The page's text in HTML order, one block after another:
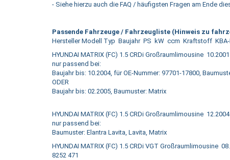
- Siehe hierzu auch die FAQ / häufigsten Fragen am Ende
Passende Fahrzeuge / Fahrzeugliste (Hinweis zu
Hersteller Modell Typ Baujahr PS kW ccm Kraftstoff KBA-
HYUNDAI MATRIX (FC) 1.5 CRDi Großraumlimousine
nur passend bei:
Baujahr bis: 10.2004, für OE-Nummer: 97701-17800,
ODER
Baujahr bis: 02.2005, Baumuster: Matrix
HYUNDAI MATRIX (FC) 1.5 CRDi Großraumlimousine
nur passend bei:
Baumuster: Elantra Lavita, Lavita, Matrix
HYUNDAI MATRIX (FC) 1.5 CRDi VGT Großraumlimousine
8252 471